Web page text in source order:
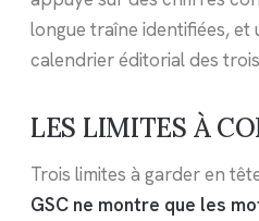
longue traîne identifiées, et
calendrier éditorial des
LES LIMITES À
Trois limites à garder en
GSC ne montre que les